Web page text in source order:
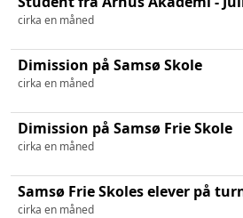
cirka en måned
Dimission på Samsø Skole
cirka en måned
Dimission på Samsø Frie Skole
cirka en måned
Samsø Frie Skoles elever på
cirka en måned